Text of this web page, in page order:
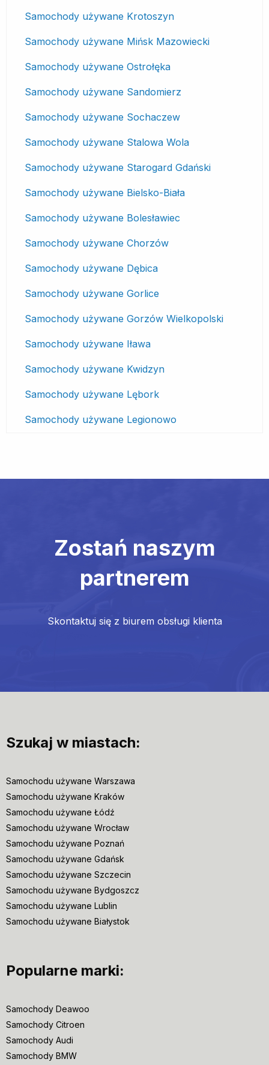
Samochody używane Krotoszyn
Samochody używane Mińsk Mazowiecki
Samochody używane Ostrołęka
Samochody używane Sandomierz
Samochody używane Sochaczew
Samochody używane Stalowa Wola
Samochody używane Starogard Gdański
Samochody używane Bielsko-Biała
Samochody używane Bolesławiec
Samochody używane Chorzów
Samochody używane Dębica
Samochody używane Gorlice
Samochody używane Gorzów Wielkopolski
Samochody używane Iława
Samochody używane Kwidzyn
Samochody używane Lębork
Samochody używane Legionowo
Zostań naszym
partnerem
Skontaktuj się z biurem obsługi klienta
Szukaj w miastach:
Samochodu używane Warszawa
Samochodu używane Kraków
Samochodu używane Łódź
Samochodu używane Wrocław
Samochodu używane Poznań
Samochodu używane Gdańsk
Samochodu używane Szczecin
Samochodu używane Bydgoszcz
Samochodu używane Lublin
Samochodu używane Białystok
Popularne marki:
Samochody Deawoo
Samochody Citroen
Samochody Audi
Samochody BMW